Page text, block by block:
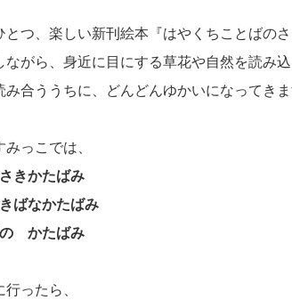
とつ、楽しい新刊絵本『はやくちことばの
ながら、身近に目にする草花や自然を読み
み合ううちに、どんどんゆかいになってきま
みっこでは、
きかたばみ
ばなかたばみ
かたばみ
行ったら、